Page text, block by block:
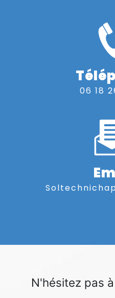
06 18
N'hésitez pas